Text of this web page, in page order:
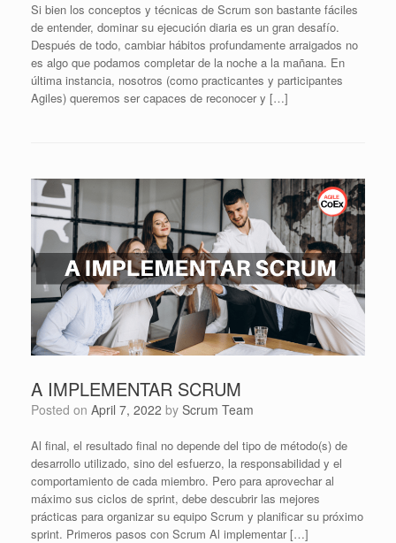
Si bien los conceptos y técnicas de Scrum son bastante fáciles
de entender, dominar su ejecución diaria es un gran desafío.
Después de todo, cambiar hábitos profundamente arraigados no
es algo que podamos completar de la noche a la mañana. En
última instancia, nosotros (como practicantes y participantes
Agiles) queremos ser capaces de reconocer y […]
A IMPLEMENTAR SCRUM
Posted on April 7, 2022 by Scrum Team
Al final, el resultado final no depende del tipo de método(s) de
desarrollo utilizado, sino del esfuerzo, la responsabilidad y el
comportamiento de cada miembro. Pero para aprovechar al
máximo sus ciclos de sprint, debe descubrir las mejores
prácticas para organizar su equipo Scrum y planificar su próximo
sprint. Primeros pasos con Scrum Al implementar […]